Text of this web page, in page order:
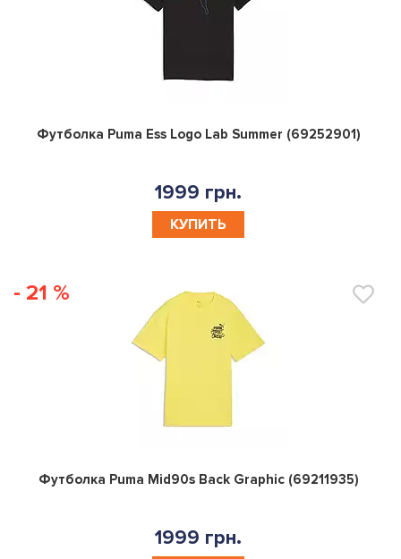
0
Футболка Puma Ess Logo Lab Summer (69252901)
1999 грн.
КУПИТЬ
- 21 %
0
Футболка Puma Mid90s Back Graphic (69211935)
1999 грн.